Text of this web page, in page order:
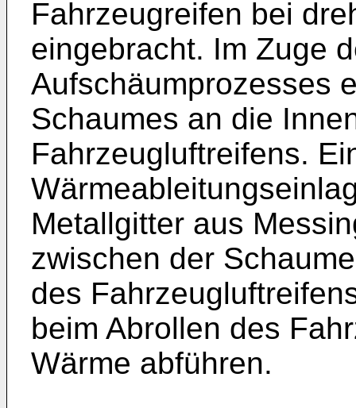
Fahrzeugreifen bei
eingebracht. Im Zuge
Aufschäumprozesses
Schaumes an die
Fahrzeugluftreifens.
Metallgitter aus
zwischen der
des
beim Abrollen des
Wärme abführen.